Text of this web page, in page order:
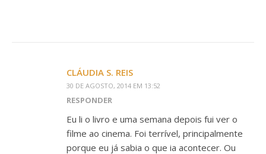
CLÁUDIA S. REIS
30 DE AGOSTO, 2014 EM 13:52
RESPONDER
Eu li o livro e uma semana depois fui ver o
filme ao cinema. Foi terrível, principalmente
porque eu já sabia o que ia acontecer. Ou